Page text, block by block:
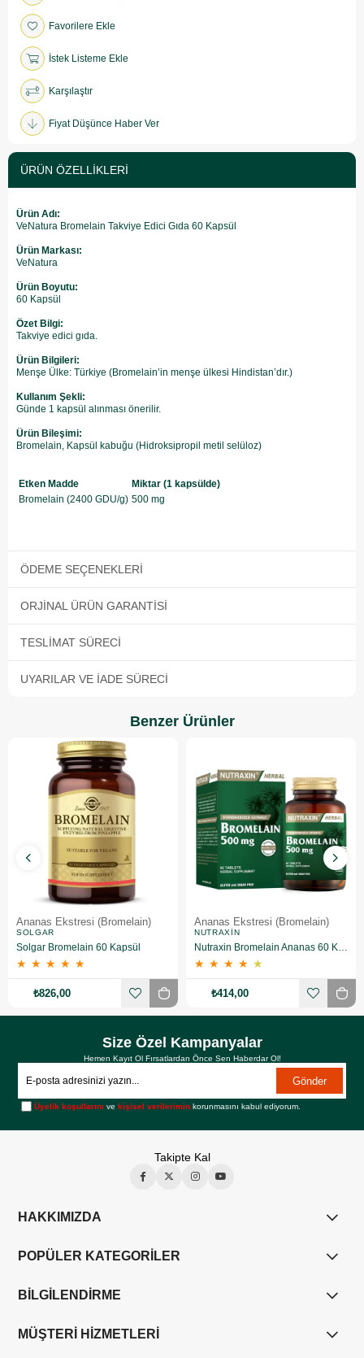
Favorilere Ekle
İstek Listeme Ekle
Karşılaştır
Fiyat Düşünce Haber Ver
ÜRÜN ÖZELLIKLERI
Ürün Adı:
VeNatura Bromelain Takviye Edici Gıda 60 Kapsül
Ürün Markası:
VeNatura
Ürün Boyutu:
60 Kapsül
Özet Bilgi:
Takviye edici gıda.
Ürün Bilgileri:
Menşe Ülke: Türkiye (Bromelain’in menşe ülkesi Hindistan’dır.)
Kullanım Şekli:
Günde 1 kapsül alınması önerilir.
Ürün Bileşimi:
Bromelain, Kapsül kabuğu (Hidroksipropil metil selüloz)
Etken Madde
Miktar (1 kapsülde)
Bromelain (2400 GDU/g) 500 mg
ÖDEME SEÇENEKLERI
ORJINAL ÜRÜN GARANTISI
TESLIMAT SÜRECI
UYARILAR VE İADE SÜRECI
Benzer Ürünler
Ananas Ekstresi (Bromelain)
SOLGAR
Solgar Bromelain 60 Kapsül
★ ★ ★ ★ ★
₺826,00
Ananas Ekstresi (Bromelain)
NUTRAXIN
Nutraxin Bromelain Ananas 60 Kapsül
★ ★ ★ ★ ★
₺414,00
Size Özel Kampanyalar
Hemen Kayıt Ol Fırsatlardan Önce Sen Haberdar Ol!
Gönder
Üyelik koşullarını vekişisel verilerimin korunmasını kabul ediyorum.
Takipte Kal
HAKKIMIZDA
POPÜLER KATEGORİLER
BİLGİLENDİRME
MÜŞTERİ HİZMETLERİ